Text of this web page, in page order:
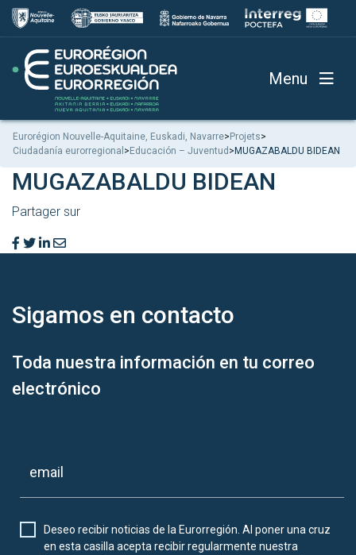
Menu
Eurorégion Nouvelle-Aquitaine, Euskadi, Navarre> Projets>
Ciudadanía eurorregional > Educación – Juventud > MUGAZABALDU BIDEAN
MUGAZABALDU BIDEAN
Partager sur
Sigamos en contacto
Toda nuestra información en tu correo
electrónico
Deseo recibir noticias de la Eurorregión. Al poner una cruz
en esta casilla acepta recibir regularmente nuestra